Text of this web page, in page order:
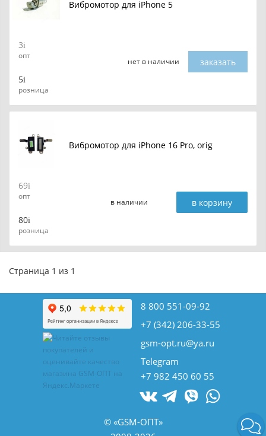
Вибромотор для iPhone 5
3
опт
5
розница
нет в наличии заказать
Вибромотор для iPhone 16 Pro, orig
69
опт
80
розница
в наличии в корзину
Страница 1 из 1
8 800 551-09-92
+7 (342) 206-33-55
gsm-opt.ru@ya.ru
Telegram
+7 982 450 60 55
© «GSM-ОПТ»